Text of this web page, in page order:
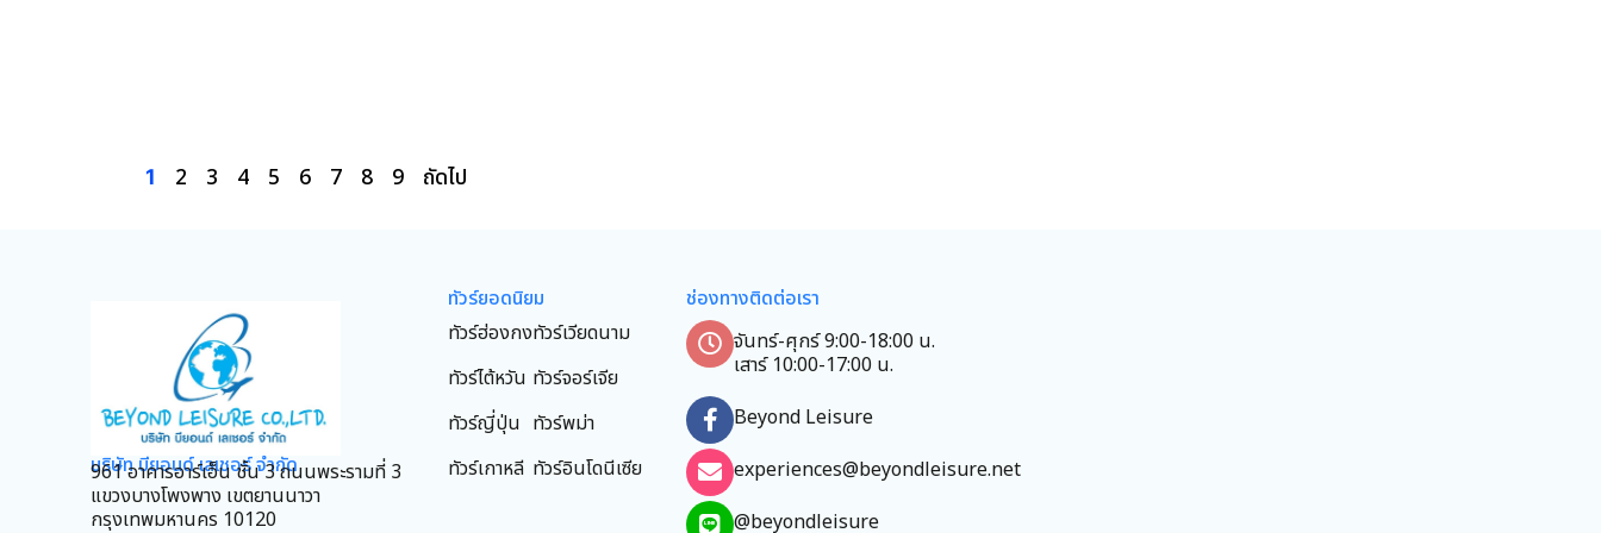
1 2 3 4 5 6 7 8 9 ถัดไป
บริษัท บียอนด์ เลเชอร์ จำกัด
961 อาคารอาร์เอ็น ชั้น 3 ถนนพระรามที่ 3
แขวงบางโพงพาง เขตยานนาวา
กรุงเทพมหานคร 10120
ทัวร์ยอดนิยม
ทัวร์ฮ่องกง
ทัวร์ไต้หวัน
ทัวร์ญี่ปุ่น
ทัวร์เกาหลี
ทัวร์เวียดนาม
ทัวร์จอร์เจีย
ทัวร์พม่า
ทัวร์อินโดนีเซีย
ช่องทางติดต่อเรา
จันทร์-ศุกร์ 9:00-18:00 น.
เสาร์ 10:00-17:00 น.
Beyond Leisure
experiences@beyondleisure.net
@beyondleisure